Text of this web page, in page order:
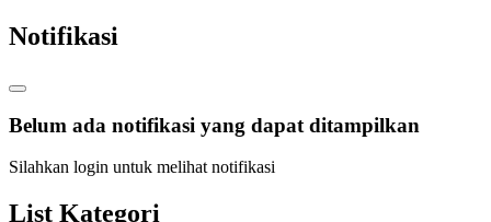
Notifikasi
Belum ada notifikasi yang dapat ditampilkan
Silahkan login untuk melihat notifikasi
List Kategori